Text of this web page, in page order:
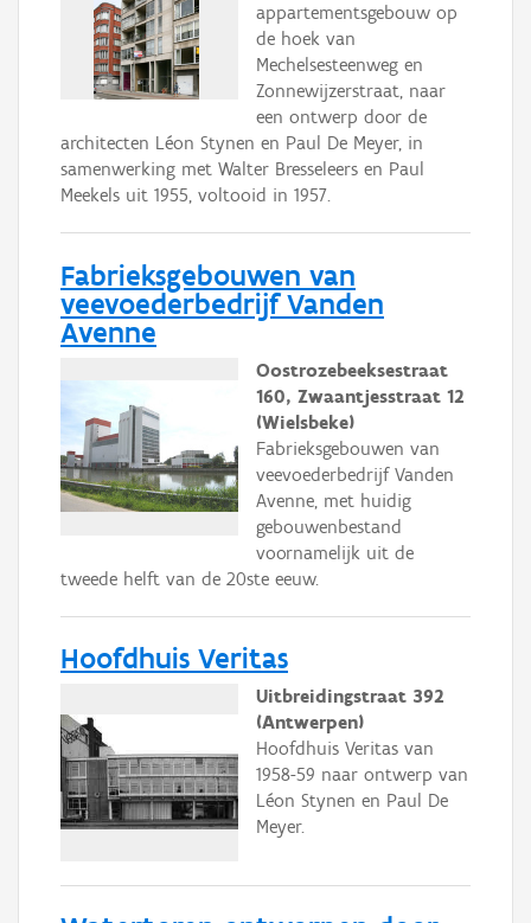
appartementsgebouw op
de hoek van
Mechelsesteenweg en
Zonnewijzerstraat, naar
een ontwerp door de
architecten Léon Stynen en Paul De Meyer, in
samenwerking met Walter Bresseleers en Paul
Meekels uit 1955, voltooid in 1957.
Fabrieksgebouwen van
veevoederbedrijf Vanden
Avenne
Oostrozebeeksestraat
160, Zwaantjesstraat 12
(Wielsbeke)
Fabrieksgebouwen van
veevoederbedrijf Vanden
Avenne, met huidig
gebouwenbestand
voornamelijk uit de
tweede helft van de 20ste eeuw.
Hoofdhuis Veritas
Uitbreidingstraat 392
(Antwerpen)
Hoofdhuis Veritas van
1958-59 naar ontwerp van
Léon Stynen en Paul De
Meyer.